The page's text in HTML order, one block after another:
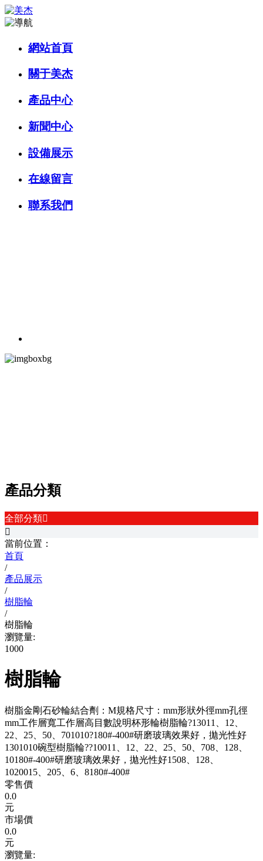
網站首頁
關于美杰
產品中心
新聞中心
設備展示
在線留言
聯系我們
產品分類
全部分類

當前位置：
首頁
/
產品展示
/
樹脂輪
/
樹脂輪
瀏覽量:
1000
樹脂輪
樹脂金剛石砂輪結合劑：M規格尺寸：mm形狀外徑mm孔徑
mm工作層寬工作層高目數說明杯形輪樹脂輪?13011、12、
22、25、50、701010?180#-400#研磨玻璃效果好，拋光性好
1301010碗型樹脂輪??10011、12、22、25、50、708、128、
10180#-400#研磨玻璃效果好，拋光性好1508、128、
1020015、205、6、8180#-400#
零售價
0.0
元
市場價
0.0
元
瀏覽量: